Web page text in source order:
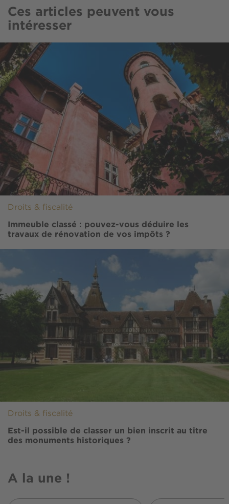
Ces articles peuvent vous
intéresser
Image
Droits & fiscalité
Immeuble classé : pouvez-vous déduire les
travaux de rénovation de vos impôts ?
Droits & fiscalité
Est-il possible de classer un bien inscrit au titre
des monuments historiques ?
A la une !